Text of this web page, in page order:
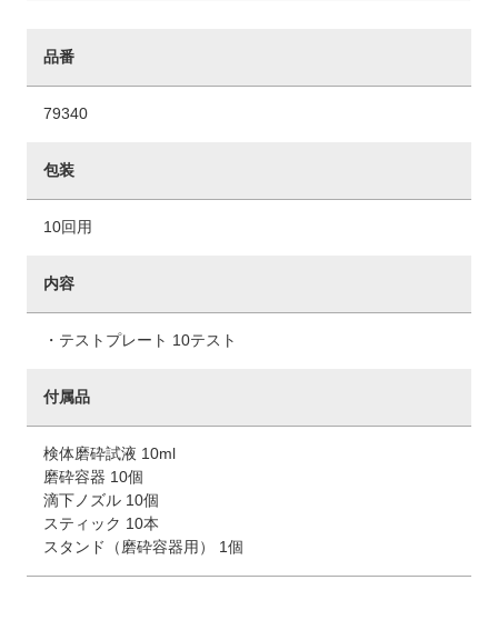
品番
79340
包装
10回用
内容
・テストプレート 10テスト
付属品
検体磨砕試液 10ml
磨砕容器 10個
滴下ノズル 10個
スティック 10本
スタンド（磨砕容器用） 1個